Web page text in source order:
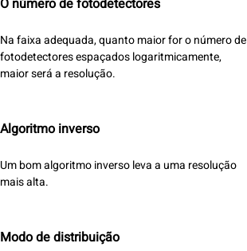
O número de fotodetectores
Na faixa adequada, quanto maior for o número de
fotodetectores espaçados logaritmicamente,
maior será a resolução.
Algoritmo inverso
Um bom algoritmo inverso leva a uma resolução
mais alta.
Modo de distribuição